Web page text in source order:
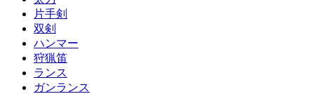
片手剣
双剣
ハンマー
狩猟笛
ランス
ガンランス